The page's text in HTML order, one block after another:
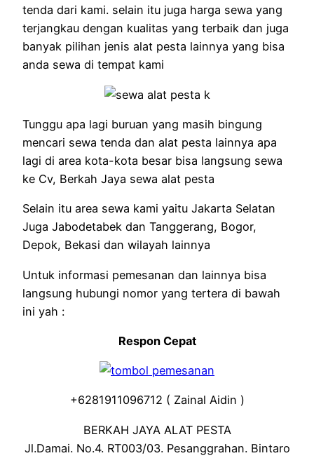
tenda dari kami. selain itu juga harga sewa yang
terjangkau dengan kualitas yang terbaik dan juga
banyak pilihan jenis alat pesta lainnya yang bisa
anda sewa di tempat kami
Tunggu apa lagi buruan yang masih bingung
mencari sewa tenda dan alat pesta lainnya apa
lagi di area kota-kota besar bisa langsung sewa
ke Cv, Berkah Jaya sewa alat pesta
Selain itu area sewa kami yaitu Jakarta Selatan
Juga Jabodetabek dan Tanggerang, Bogor,
Depok, Bekasi dan wilayah lainnya
Untuk informasi pemesanan dan lainnya bisa
langsung hubungi nomor yang tertera di bawah
ini yah :
Respon Cepat
+6281911096712 ( Zainal Aidin )
BERKAH JAYA ALAT PESTA
Jl.Damai. No.4. RT003/03. Pesanggrahan. Bintaro